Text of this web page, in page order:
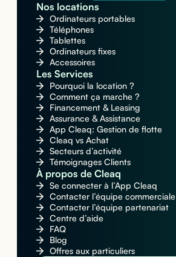
Nos locations
Ordinateurs portables
Téléphones
Tablettes
Ordinateurs fixes
Accessoires
Les Services
Pourquoi la location ?
Comment ça marche ?
Financement & Leasing
Assurance & Assistance
App Cleaq: Gestion de flotte
Cleaq vs Achat
Secteurs d’activité
Témoignages Clients
À propos de Cleaq
Se connecter à l’App Cleaq
Contacter l’équipe commerciale
Contacter l’équipe partenariat
Centre d’aide
FAQ
Blog
Offres aux particuliers